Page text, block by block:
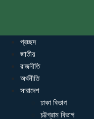
প্রচ্ছদ
জাতীয়
রাজনীতি
অর্থনীতি
সারাদেশ
ঢাকা বিভাগ
চট্টগ্রাম বিভাগ